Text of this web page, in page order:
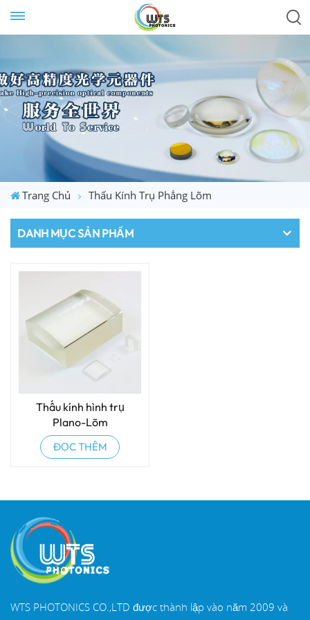
Trang Chủ Thấu Kính Trụ Phẳng Lõm
DANH MỤC SẢN PHẨM
Thấu kính hình trụ
Plano-Lõm
ĐỌC THÊM
WTS PHOTONICS CO.,LTD được thành lập vào năm 2009 và